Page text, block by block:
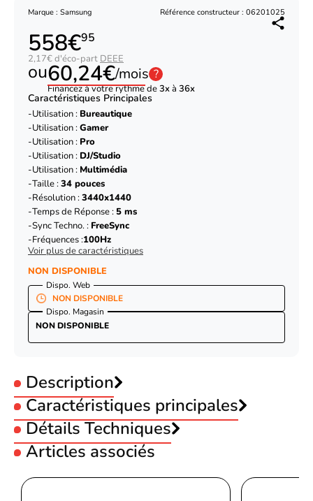
Marque : Samsung Référence constructeur : 06201025
558€95
2,17€ d'éco-part DEEE
ou60,24€/mois ?
Financez à votre rythme de3xà 36x
Caractéristiques Principales
Utilisation : Bureautique
Utilisation :Gamer
Utilisation : Pro
Utilisation : DJ/Studio
Utilisation : Multimédia
Taille :34 pouces
Résolution :3440x1440
Temps de Réponse :5 ms
Sync Techno. : FreeSync
Fréquences :100Hz
Voir plus de caractéristiques
NON DISPONIBLE
Dispo. Web
NON DISPONIBLE
Dispo. Magasin
NON DISPONIBLE
Description
Caractéristiques principales
Utilisation :Bureautique
Utilisation :Gamer
Utilisation :Pro
Utilisation :Multimédia
Taille :
Détails Techniques
ÉCRAN
Angle de vision horizontal
Articles associés